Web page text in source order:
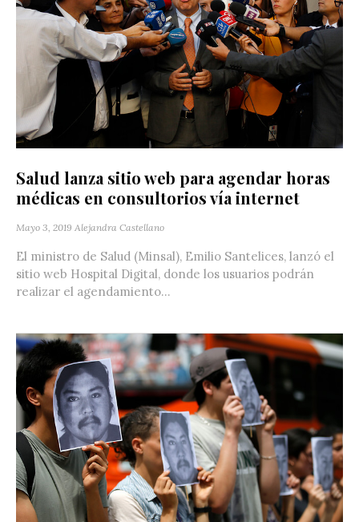
Salud lanza sitio web para agendar horas
médicas en consultorios vía internet
Mayo 3, 2019 Alejandra Castellano
El ministro de Salud (Minsal), Emilio Santelices, lanzó el
sitio web Hospital Digital, donde los usuarios podrán
realizar el agendamiento...